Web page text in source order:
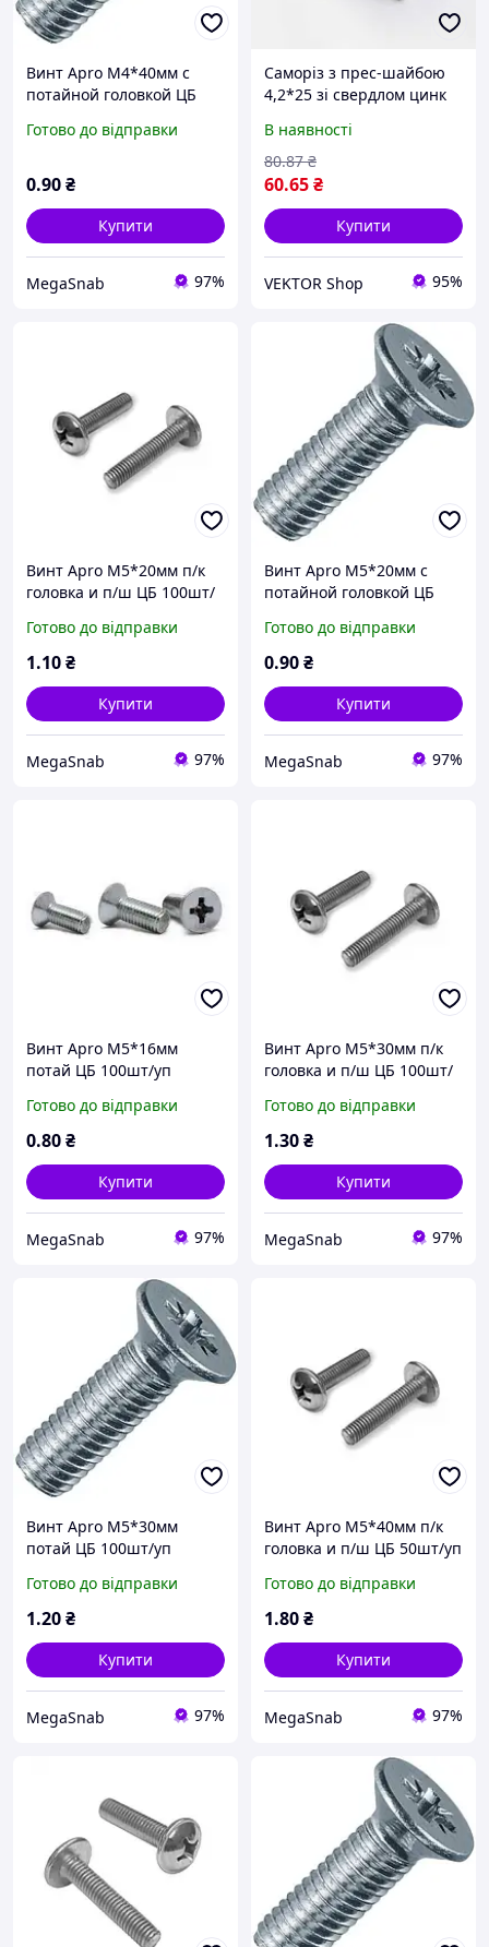
Винт Apro М4*40мм с
потайной головкой ЦБ
Готово до відправки
0.90₴
Купити
MegaSnab 97%
Саморіз з прес-шайбою
4,2*25 зі свердлом цинк
В наявності
60.65₴
80.87 ₴
Купити
VEKTOR Shop 95%
Винт Apro М5*20мм п/к
головка и п/ш ЦБ 100шт/
Готово до відправки
1.10₴
Купити
MegaSnab 97%
Винт Apro М5*20мм с
потайной головкой ЦБ
Готово до відправки
0.90₴
Купити
MegaSnab 97%
Винт Apro М5*16мм
потай ЦБ 100шт/уп
Готово до відправки
0.80₴
Купити
MegaSnab 97%
Винт Apro М5*30мм п/к
головка и п/ш ЦБ 100шт/
Готово до відправки
1.30₴
Купити
MegaSnab 97%
Винт Apro М5*30мм
потай ЦБ 100шт/уп
Готово до відправки
1.20₴
Купити
MegaSnab 97%
Винт Apro М5*40мм п/к
головка и п/ш ЦБ 50шт/уп
Готово до відправки
1.80₴
Купити
MegaSnab 97%